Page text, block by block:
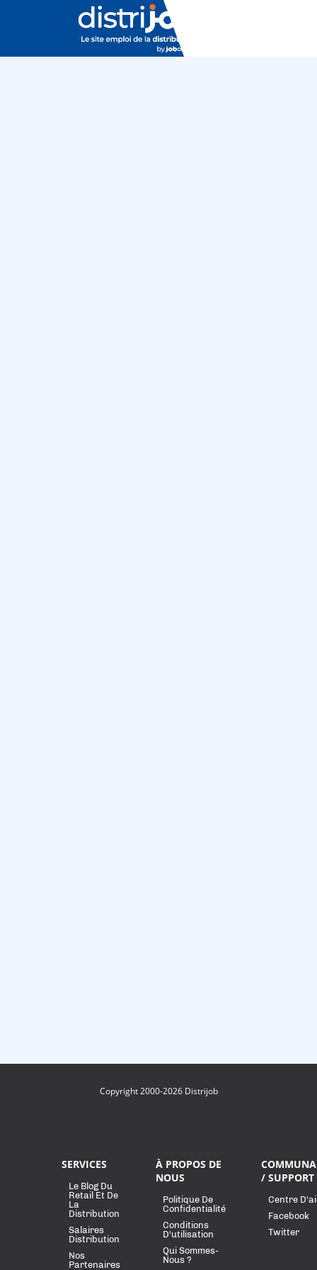
Copyright 2000-2026 Distrijob
SERVICES
Le Blog Du
Retail Et De
La
Distribution
Salaires
Distribution
Nos
Partenaires
À PROPOS DE
NOUS
Politique De
Confidentialité
Conditions
D'utilisation
Qui Sommes-
Nous ?
/ SUPPORT
Centre
Facebook
Twitter